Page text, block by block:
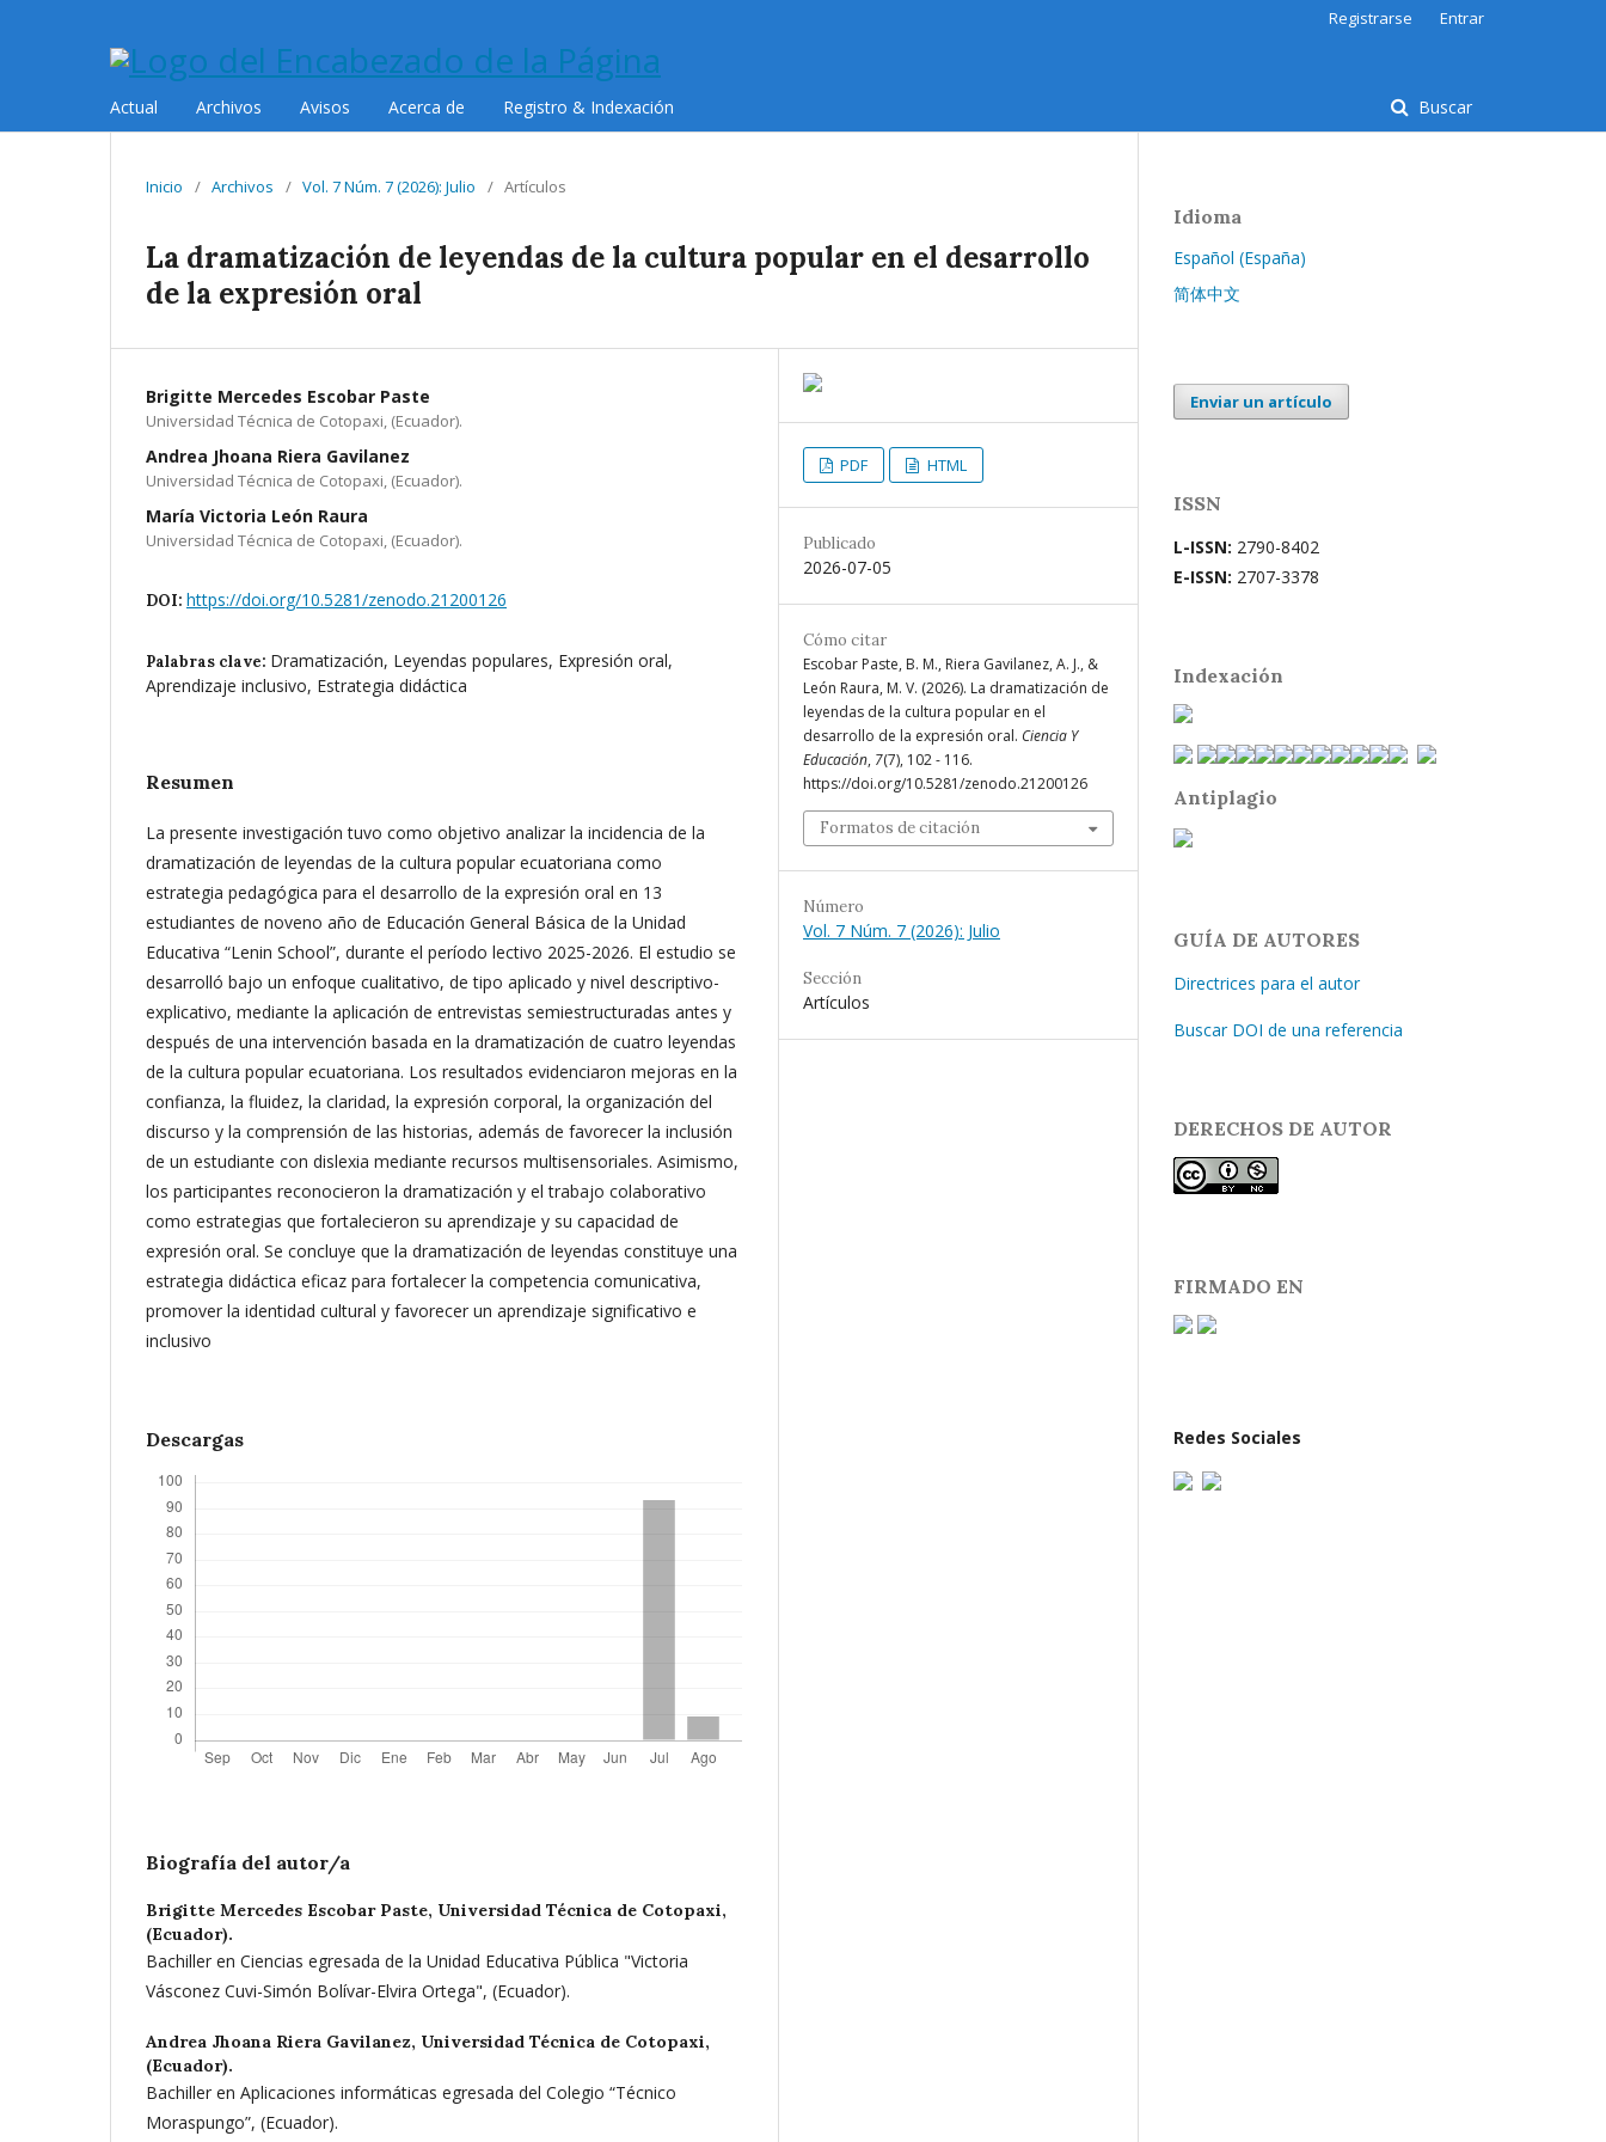
Actual Archivos Avisos Acerca de Registro & Indexación Buscar
Registrarse Entrar
Inicio / Archivos / Vol. 7 Núm. 7 (2026): Julio / Artículos
La dramatización de leyendas de la cultura popular en el desarrollo
de la expresión oral
Brigitte Mercedes Escobar Paste
Universidad Técnica de Cotopaxi, (Ecuador).
Andrea Jhoana Riera Gavilanez
Universidad Técnica de Cotopaxi, (Ecuador).
María Victoria León Raura
Universidad Técnica de Cotopaxi, (Ecuador).
DOI: https://doi.org/10.5281/zenodo.21200126
Palabras clave: Dramatización, Leyendas populares, Expresión oral,
Aprendizaje inclusivo, Estrategia didáctica
Resumen
La presente investigación tuvo como objetivo analizar la incidencia de la
dramatización de leyendas de la cultura popular ecuatoriana como
estrategia pedagógica para el desarrollo de la expresión oral en 13
estudiantes de noveno año de Educación General Básica de la Unidad
Educativa “Lenin School”, durante el período lectivo 2025-2026. El estudio se
desarrolló bajo un enfoque cualitativo, de tipo aplicado y nivel descriptivo-
explicativo, mediante la aplicación de entrevistas semiestructuradas antes y
después de una intervención basada en la dramatización de cuatro leyendas
de la cultura popular ecuatoriana. Los resultados evidenciaron mejoras en la
confianza, la fluidez, la claridad, la expresión corporal, la organización del
discurso y la comprensión de las historias, además de favorecer la inclusión
de un estudiante con dislexia mediante recursos multisensoriales. Asimismo,
los participantes reconocieron la dramatización y el trabajo colaborativo
como estrategias que fortalecieron su aprendizaje y su capacidad de
expresión oral. Se concluye que la dramatización de leyendas constituye una
estrategia didáctica eficaz para fortalecer la competencia comunicativa,
promover la identidad cultural y favorecer un aprendizaje significativo e
inclusivo
Descargas
Biografía del autor/a
Brigitte Mercedes Escobar Paste, Universidad Técnica de Cotopaxi,
(Ecuador).
Bachiller en Ciencias egresada de la Unidad Educativa Pública "Victoria
Vásconez Cuvi-Simón Bolívar-Elvira Ortega", (Ecuador).
Andrea Jhoana Riera Gavilanez, Universidad Técnica de Cotopaxi,
(Ecuador).
Bachiller en Aplicaciones informáticas egresada del Colegio “Técnico
Moraspungo”, (Ecuador).
PDF HTML
Publicado
2026-07-05
Cómo citar
Escobar Paste, B. M., Riera Gavilanez, A. J., &
León Raura, M. V. (2026). La dramatización de
leyendas de la cultura popular en el
desarrollo de la expresión oral. Ciencia Y
Educación, 7(7), 102 - 116.
https://doi.org/10.5281/zenodo.21200126
Formatos de citación
Número
Vol. 7 Núm. 7 (2026): Julio
Sección
Artículos
Idioma
Español (España)
简体中文
Enviar un artículo
ISSN
L-ISSN: 2790-8402
E-ISSN: 2707-3378
Indexación
Antiplagio
GUÍA DE AUTORES
Directrices para el autor
Buscar DOI de una referencia
DERECHOS DE AUTOR
FIRMADO EN
Redes Sociales